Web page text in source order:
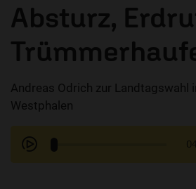
Absturz,
Andreas Odrich zur Landtagswahl
Westphalen